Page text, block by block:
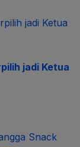
jadi Ketua